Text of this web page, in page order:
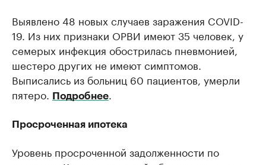
Выявлено 48 новых случаев заражения COVID-
19. Из них признаки ОРВИ имеют 35 человек, у
семерых инфекция обострилась пневмонией,
шестеро других не имеют симптомов.
Выписались из больниц 60 пациентов, умерли
пятеро.
Подробнее
Просроченная ипотека
Уровень просроченной задолженности по